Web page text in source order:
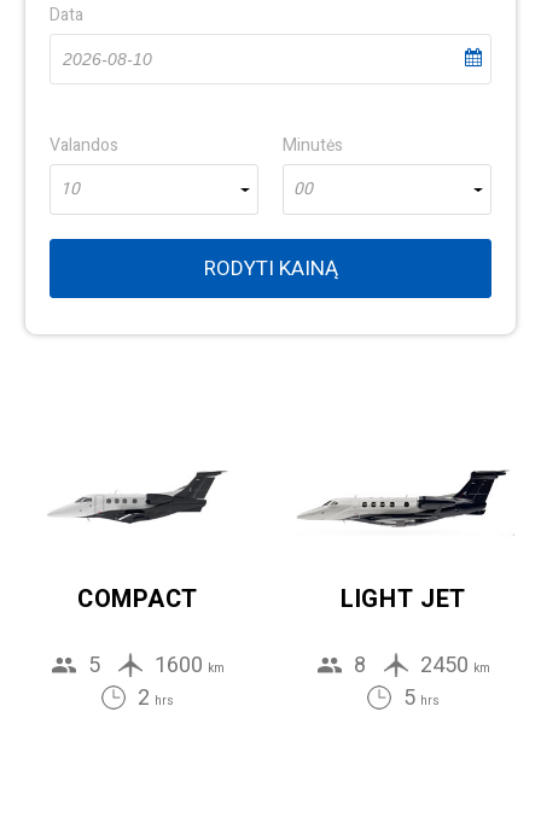
Data
Valandos
10
Minutės
00
RODYTI KAINĄ
COMPACT
5 1600 km
2 hrs
LIGHT JET
8 2450 km
5 hrs